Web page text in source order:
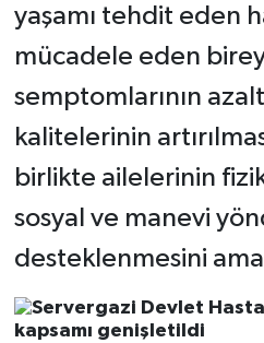
yaşamı tehdit eden
mücadele eden
semptomlarının
kalitelerinin
birlikte ailelerinin
sosyal ve manevi
desteklenmesini